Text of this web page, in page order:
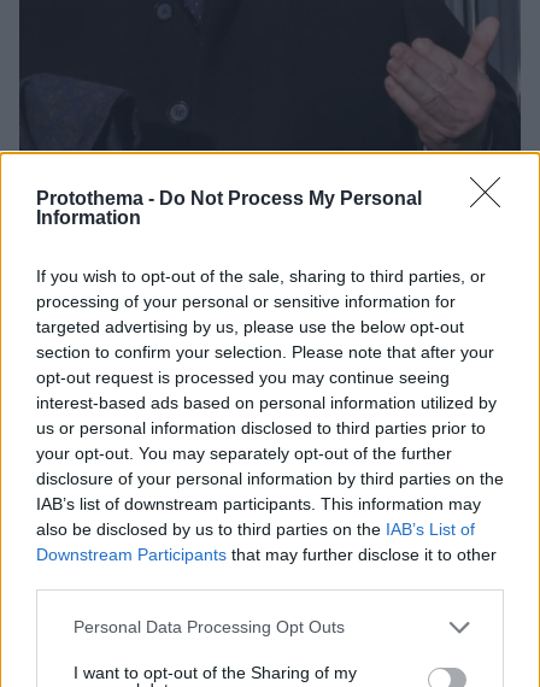
Protothema - Do Not Process My Personal
Information
If you wish to opt-out of the sale, sharing to third parties, or
processing of your personal or sensitive information for
targeted advertising by us, please use the below opt-out
section to confirm your selection. Please note that after your
opt-out request is processed you may continue seeing
interest-based ads based on personal information utilized by
us or personal information disclosed to third parties prior to
your opt-out. You may separately opt-out of the further
disclosure of your personal information by third parties on the
IAB’s list of downstream participants. This information may
also be disclosed by us to third parties on the IAB’s List of
Downstream Participants that may further disclose it to other
Please note that this website/app uses one or more Google
not limited to your visit or usage behaviour. You may click to
Personal Data Processing Opt Outs
I want to opt-out of the Sharing of my
Συνελήφθη στις Βρυξέλλες ο Μαρκ Ταραμπέλα για το
10.02.2023, 12:50
ΡΟΗ ΕΙΔΗΣΕΩΝ
Ειδήσεις Δημοφιλή Σχολιασμένα
«Ζαΐρα»: Η ιστορία πίσω από τον εμβληματικό
κινηματογράφο της λεωφόρου Γαλατσίου όπου
μεγάλωσαν γενιές Αθηναίων
πριν 9 λεπτά
Αγώνας δρόμου για νέο εμβόλιο κατά του Έμπολα –
πριν 9 λεπτά
Zendaya και Tom Holland: Γιόρτασαν τον γάμο τους με